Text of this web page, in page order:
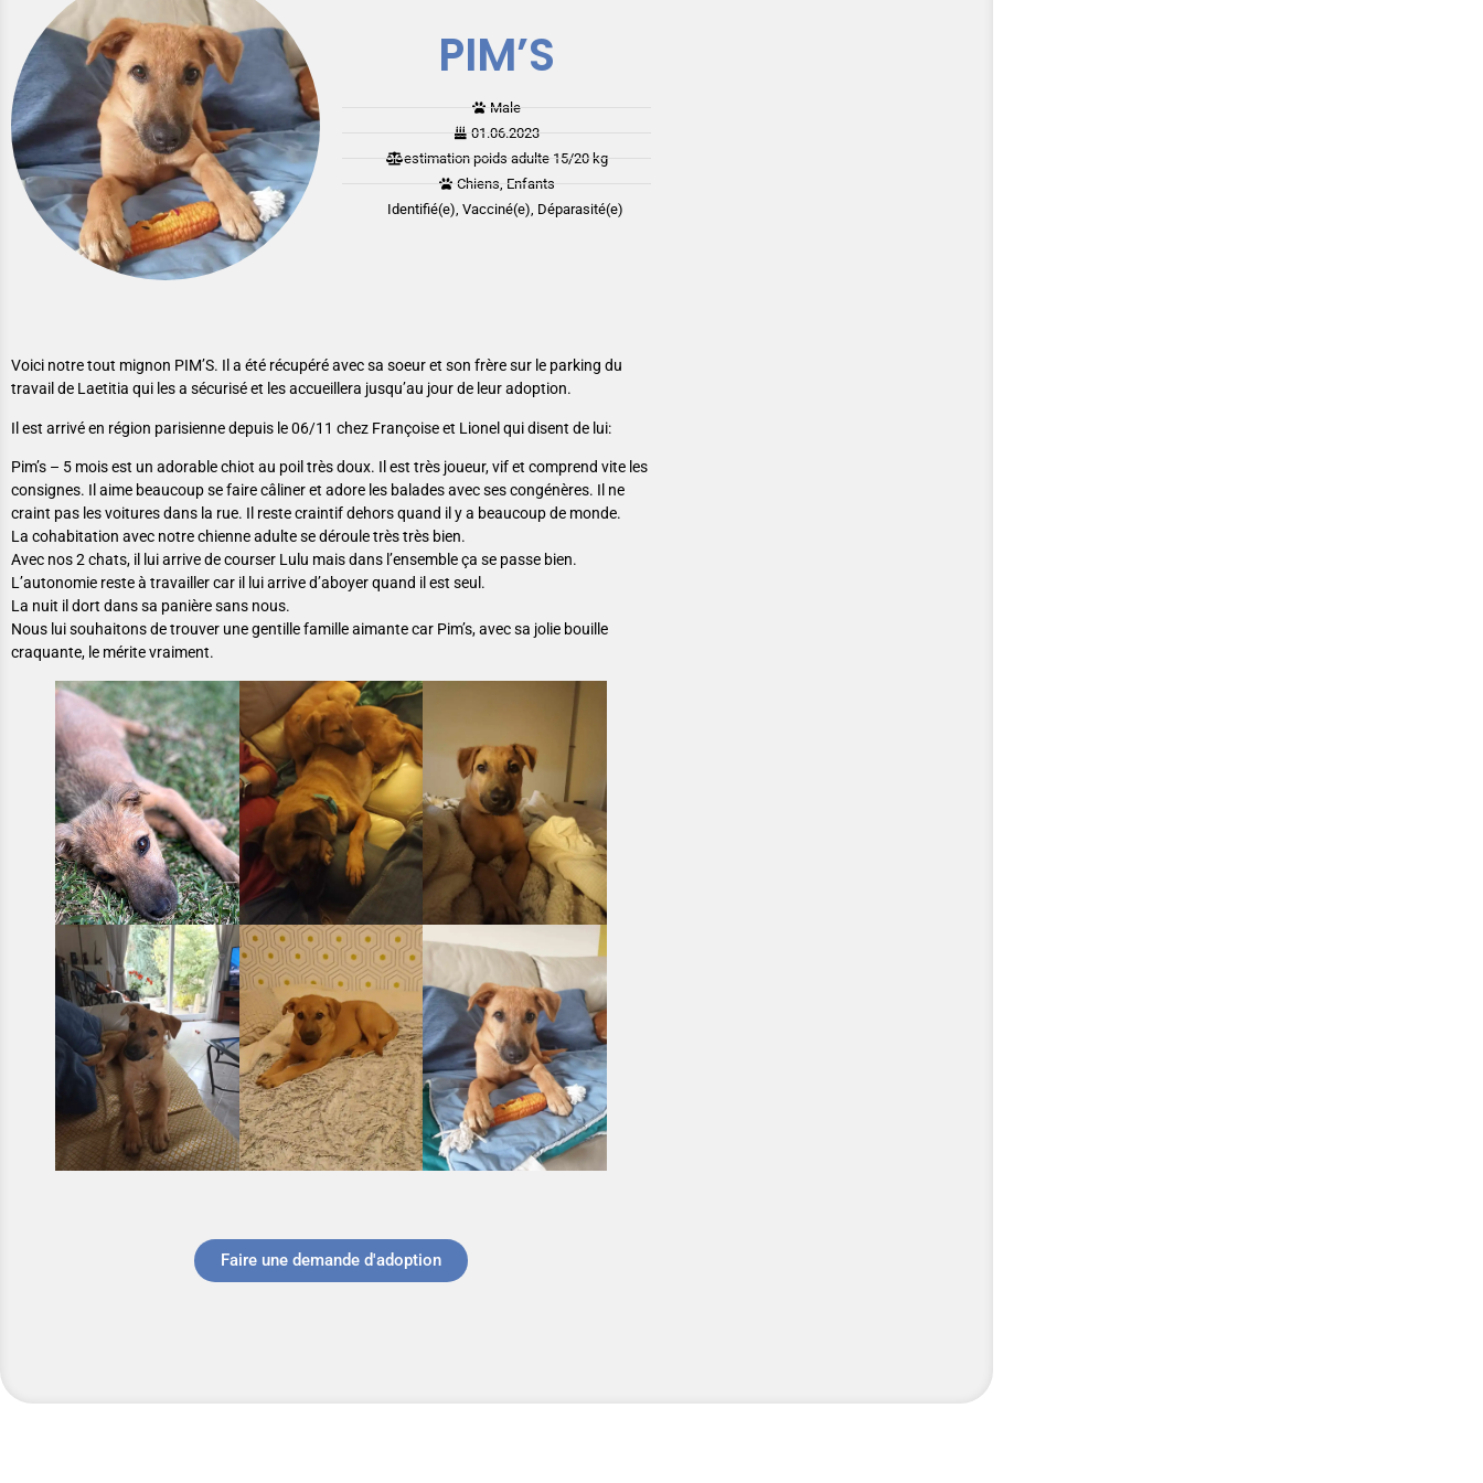
PIM’S
Male
01.06.2023
estimation poids adulte 15/20 kg
Chiens, Enfants
Identifié(e), Vacciné(e), Déparasité(e)
Voici notre tout mignon PIM’S. Il a été récupéré avec sa soeur et son frère sur le parking du
travail de Laetitia qui les a sécurisé et les accueillera jusqu’au jour de leur adoption.
Il est arrivé en région parisienne depuis le 06/11 chez Françoise et Lionel qui disent de lui:
Pim’s – 5 mois est un adorable chiot au poil très doux. Il est très joueur, vif et comprend vite les
consignes. Il aime beaucoup se faire câliner et adore les balades avec ses congénères. Il ne
craint pas les voitures dans la rue. Il reste craintif dehors quand il y a beaucoup de monde.
La cohabitation avec notre chienne adulte se déroule très très bien.
Avec nos 2 chats, il lui arrive de courser Lulu mais dans l’ensemble ça se passe bien.
L’autonomie reste à travailler car il lui arrive d’aboyer quand il est seul.
La nuit il dort dans sa panière sans nous.
Nous lui souhaitons de trouver une gentille famille aimante car Pim’s, avec sa jolie bouille
craquante, le mérite vraiment.
Faire une demande d'adoption